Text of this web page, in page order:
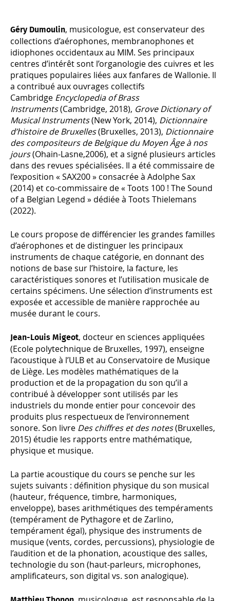
Géry Dumoulin, musicologue, est conservateur des
collections d’aérophones, membranophones et
idiophones occidentaux au MIM. Ses principaux
centres d’intérêt sont l’organologie des cuivres et les
pratiques populaires liées aux fanfares de Wallonie. Il
a contribué aux ouvrages collectifs
Cambridge Encyclopedia of Brass
Instruments(Cambridge, 2018), Grove Dictionary of
Musical Instruments(New York, 2014), Dictionnaire
d’histoire de Bruxelles(Bruxelles, 2013), Dictionnaire
des compositeurs de Belgique du Moyen Âge à nos
jours(Ohain-Lasne,2006), et a signé plusieurs articles
dans des revues spécialisées. Il a été commissaire de
l’exposition « SAX200 » consacrée à Adolphe Sax
(2014) et co-commissaire de « Toots 100 ! The Sound
of a Belgian Legend » dédiée à Toots Thielemans
(2022).
Le cours propose de différencier les grandes familles
d’aérophones et de distinguer les principaux
instruments de chaque catégorie, en donnant des
notions de base sur l’histoire, la facture, les
caractéristiques sonores et l’utilisation musicale de
certains spécimens. Une sélection d’instruments est
exposée et accessible de manière rapprochée au
musée durant le cours.
Jean-Louis Migeot, docteur en sciences appliquées
(Ecole polytechnique de Bruxelles, 1997), enseigne
l’acoustique à l’ULB et au Conservatoire de Musique
de Liège. Les modèles mathématiques de la
production et de la propagation du son qu’il a
contribué à développer sont utilisés par les
industriels du monde entier pour concevoir des
produits plus respectueux de l’environnement
sonore. Son livre Des chiffres et des notes(Bruxelles,
2015) étudie les rapports entre mathématique,
physique et musique.
La partie acoustique du cours se penche sur les
sujets suivants : définition physique du son musical
(hauteur, fréquence, timbre, harmoniques,
enveloppe), bases arithmétiques des tempéraments
(tempérament de Pythagore et de Zarlino,
tempérament égal), physique des instruments de
musique (vents, cordes, percussions), physiologie de
l’audition et de la phonation, acoustique des salles,
technologie du son (haut-parleurs, microphones,
amplificateurs, son digital vs. son analogique).